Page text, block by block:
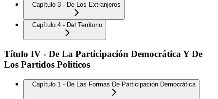
Capítulo 3 - De Los Extranjeros
Capítulo 4 - Del Territorio
Título IV - De La Participación Democrática Y De
Los Partidos Políticos
Capítulo 1 - De Las Formas De Participación Democrática